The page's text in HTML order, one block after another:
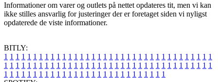
Informationer om varer og outlets på nettet opdateres tit, men vi kan
ikke stilles ansvarlig for justeringer der er foretaget siden vi nyligst
opdaterede de viste informationer.
BITLY:
1 1 1 1 1 1 1 1 1 1 1 1 1 1 1 1 1 1 1 1 1 1 1 1 1 1 1 1 1 1 1 1 1 1 1 1
1 1 1 1 1 1 1 1 1 1 1 1 1 1 1 1 1 1 1 1 1 1 1 1 1 1 1 1 1 1 1 1 1 1 1 1
1 1 1 1 1 1 1 1 1 1 1 1 1 1 1 1 1 1 1 1 1 1 1 1 1 1 1 1